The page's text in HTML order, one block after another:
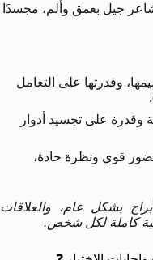
جيل بعمق وألم، مجسدًا
وقدرتها على التعامل
وقدرة على تجسيد أدوار
قوي ونظرة حادة،
بشكل عام، والعلاقات
كاملة لكل شخص.